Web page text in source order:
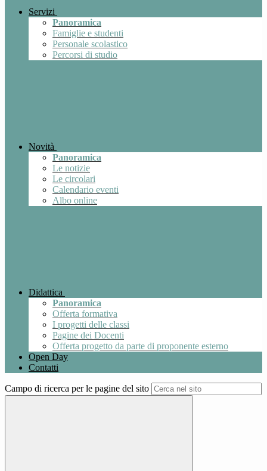
Servizi
Panoramica
Famiglie e studenti
Personale scolastico
Percorsi di studio
Novità
Panoramica
Le notizie
Le circolari
Calendario eventi
Albo online
Didattica
Panoramica
Offerta formativa
I progetti delle classi
Pagine dei Docenti
Offerta progetto da parte di proponente esterno
Open Day
Contatti
Campo di ricerca per le pagine del sito